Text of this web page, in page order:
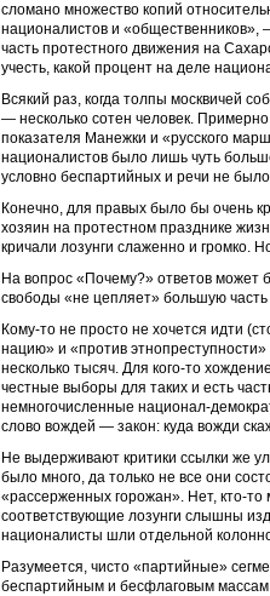
сломано множество копий
националистов и «общественников»,
часть протестного движения на
учесть, какой процент на деле
Всякий раз, когда толпы москвичей
— несколько сотен человек.
показателя Манежки и «русского
националистов было лишь чуть
условно беспартийных и речи не
Конечно, для правых было бы очень
хозяин на протестном празднике
кричали лозунги слаженно и громко.
На вопрос «Почему?» ответов
свободы «не цепляет» большую
Кому-то не просто не хочется идти
нацию» и «против
несколько тысяч. Для кого-то
честные выборы для таких и есть
немногочисленные национал-
слово вождей — закон: куда вожди
Не выдерживают критики ссылки же
было много, да только не все они
«рассерженных горожан». Нет, кто-
соответствующие лозунги слышны
националисты шли отдельной
Разумеется, чисто «партийные»
беспартийным и бесфлаговым